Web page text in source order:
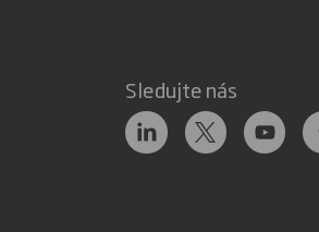
Sledujte nás